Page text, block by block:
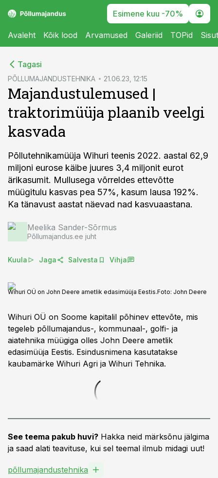
Esimene kuu -70%
Avaleht Kõik lood Arvamused Galeriid TOPid
Tagasi
PÕLLUMAJANDUSTEHNIKA 21.06.23, 12:15
Majandustulemused |
traktorimüüja plaanib veelgi
kasvada
Põllutehnikamüüja Wihuri teenis 2022. aastal 62,9
miljoni eurose käibe juures 3,4 miljonit eurot
ärikasumit. Mullusega võrreldes ettevõtte
müügitulu kasvas pea 57%, kasum lausa 192%.
Ka tänavust aastat näevad nad kasvuaastana.
Meelika Sander-Sõrmus
Põllumajandus.ee juht
Kuula Jaga Salvesta Vihja
Wihuri OÜ on John Deere ametlik edasimüüja Eestis.Foto: John Deere
Wihuri OÜ on Soome kapitalil põhinev ettevõte, mis
tegeleb põllumajandus-, kommunaal-, golfi- ja
aiatehnika müügiga olles John Deere ametlik
edasimüüja Eestis. Esindusnimena kasutatakse
kaubamärke Wihuri Agri ja Wihuri Tehnika.
See teema pakub huvi? Hakka neid märksõnu jälgima
ja saad alati teavituse, kui sel teemal ilmub midagi uut!
põllumajandustehnika